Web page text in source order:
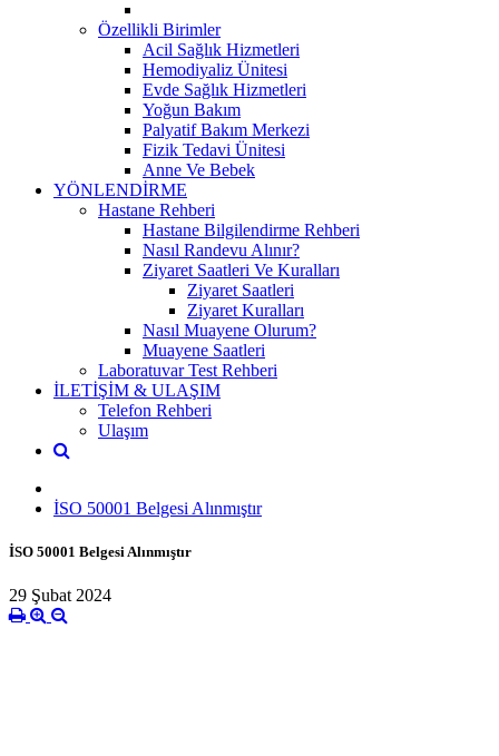
Özellikli Birimler
Acil Sağlık Hizmetleri
Hemodiyaliz Ünitesi
Evde Sağlık Hizmetleri
Yoğun Bakım
Palyatif Bakım Merkezi
Fizik Tedavi Ünitesi
Anne Ve Bebek
YÖNLENDİRME
Hastane Rehberi
Hastane Bilgilendirme Rehberi
Nasıl Randevu Alınır?
Ziyaret Saatleri Ve Kuralları
Ziyaret Saatleri
Ziyaret Kuralları
Nasıl Muayene Olurum?
Muayene Saatleri
Laboratuvar Test Rehberi
İLETİŞİM & ULAŞIM
Telefon Rehberi
Ulaşım
İSO 50001 Belgesi Alınmıştır
İSO 50001 Belgesi Alınmıştır
29 Şubat 2024